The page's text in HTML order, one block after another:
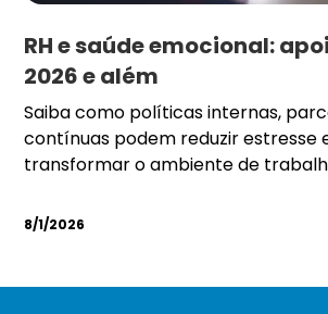
RH e saúde emocional:
2026 e além
Saiba como políticas internas,
contínuas podem reduzir estresse
transformar o ambiente de
8/1/2026